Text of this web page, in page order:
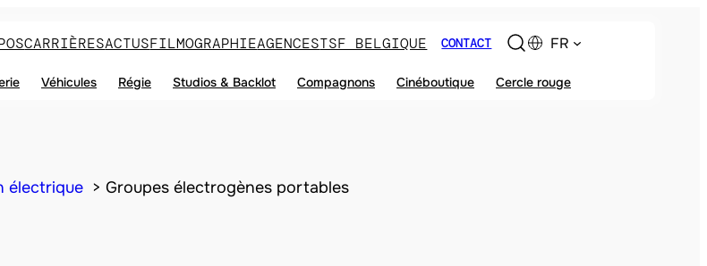
CARRIÈRESACTUSFILMOGRAPHIEAGENCESTSF BELGIQUE CONTACT FR
Véhicules Régie Studios & Backlot Compagnons Cinéboutique Cercle rouge
électrique Groupes électrogènes portables